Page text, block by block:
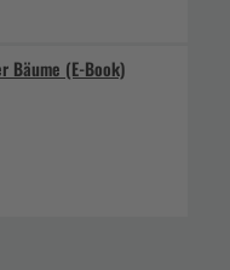
Bäume (E-Book)